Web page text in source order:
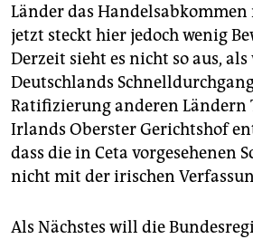
Länder das
jetzt steckt hier jedoch wenig
Derzeit sieht es nicht so aus,
Deutschlands
Ratifizierung anderen Ländern
Irlands Oberster Gerichtshof
dass die in Ceta vorgesehenen
nicht mit der irischen
Als Nächstes will die